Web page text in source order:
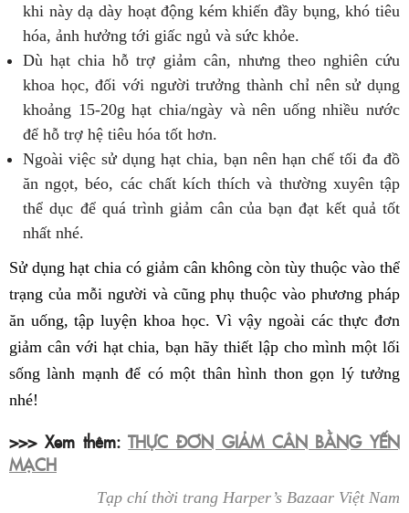
khi này dạ dày hoạt động kém khiến đầy bụng, khó tiêu
hóa, ảnh hưởng tới giấc ngủ và sức khỏe.
Dù hạt chia hỗ trợ giảm cân, nhưng theo nghiên cứu
khoa học, đối với người trưởng thành chỉ nên sử dụng
khoảng 15-20g hạt chia/ngày và nên uống nhiều nước
để hỗ trợ hệ tiêu hóa tốt hơn.
Ngoài việc sử dụng hạt chia, bạn nên hạn chế tối đa đồ
ăn ngọt, béo, các chất kích thích và thường xuyên tập
thể dục để quá trình giảm cân của bạn đạt kết quả tốt
nhất nhé.
Sử dụng hạt chia có giảm cân không còn tùy thuộc vào thể
trạng của mỗi người và cũng phụ thuộc vào phương pháp
ăn uống, tập luyện khoa học. Vì vậy ngoài các thực đơn
giảm cân với hạt chia, bạn hãy thiết lập cho mình một lối
sống lành mạnh để có một thân hình thon gọn lý tưởng
nhé!
>>> Xem thêm:THỰC ĐƠN GIẢM CÂN BẰNG YẾN
MẠCH
Tạp chí thời trang Harper’s Bazaar Việt Nam